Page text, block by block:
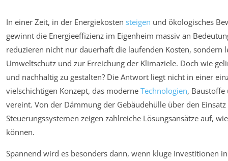
In einer Zeit, in der Energiekosten steigen und ökologisches
gewinnt die Energieeffizienz im Eigenheim massiv an
reduzieren nicht nur dauerhaft die laufenden Kosten, sondern
Umweltschutz und zur Erreichung der Klimaziele. Doch wie
und nachhaltig zu gestalten? Die Antwort liegt nicht in einer
vielschichtigen Konzept, das moderne Technologien, Baustoffe
vereint. Von der Dämmung der Gebäudehülle über den
Steuerungssystemen zeigen zahlreiche Lösungsansätze auf,
können.
Spannend wird es besonders dann, wenn kluge Investitionen